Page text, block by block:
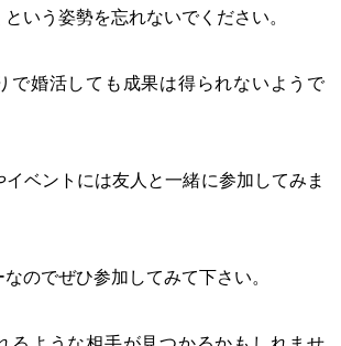
いう姿勢を忘れないでください。
で婚活しても成果は得られないようで
ベントには友人と一緒に参加してみま
のでぜひ参加してみて下さい。